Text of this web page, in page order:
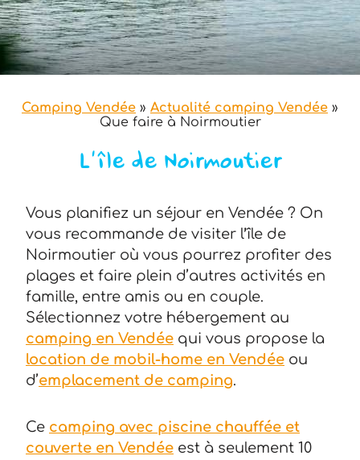
Camping Vendée » Actualité camping Vendée »
Que faire à Noirmoutier
L’île de Noirmoutier
Vous planifiez un séjour en Vendée ? On
vous recommande de visiter l’île de
Noirmoutier où vous pourrez profiter des
plages et faire plein d’autres activités en
famille, entre amis ou en couple.
Sélectionnez votre hébergement au
camping en Vendée qui vous propose la
location de mobil-home en Vendée ou
d’emplacement de camping.
Ce camping avec piscine chauffée et
couverte en Vendée est à seulement 10